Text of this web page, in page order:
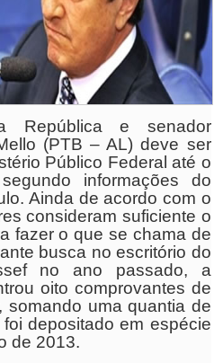
República e senador
(PTB – AL) deve ser
Público Federal até o
informações do
Ainda de acordo com o
consideram suficiente o
fazer o que se chama de
busca no escritório do
no ano passado, a
oito comprovantes de
somando uma quantia de
depositado em espécie
de 2013.